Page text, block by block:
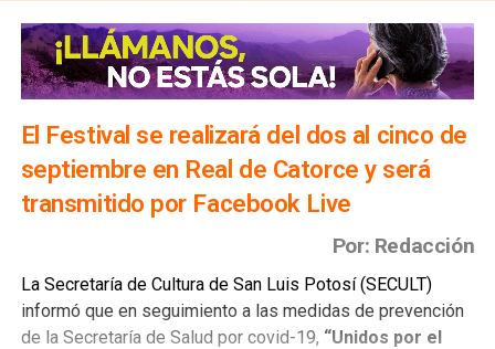
El Festival se realizará del dos al cinco de
septiembre en Real de Catorce y será
transmitido por Facebook Live
Por: Redacción
La Secretaría de Cultura de San Luis Potosí (SECULT)
informó que en seguimiento a las medidas de prevención
de la Secretaría de Salud por covid-19, “Unidos por el